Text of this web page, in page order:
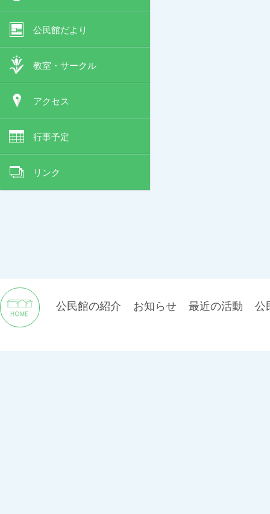
公民館だより
教室・サークル
アクセス
行事予定
リンク
公民館の紹介 お知らせ 最近の活動 公